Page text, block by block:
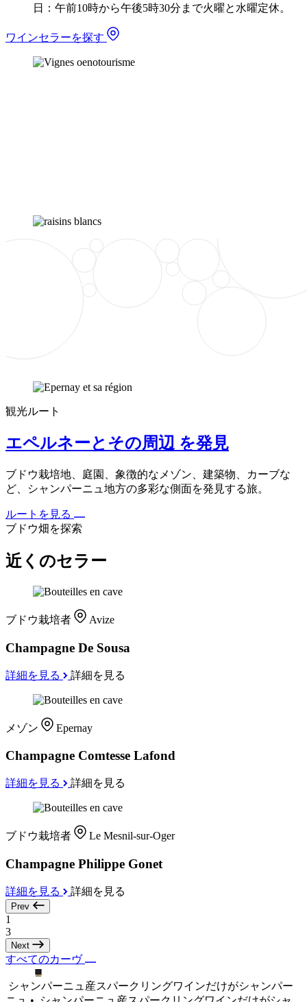
日：午前10時から午後5時30分まで火曜と水曜定休。
ワインセラーを探す
観光ルート
エペルネーとその周辺 を発見
ブドウ栽培地、庭園、象徴的なメゾン、建築物、カーブな
ど、シャンパーニュ地方の多彩な側面を発見する旅。
ルートを見る
ブドウ畑を探索
近くのセラー
ブドウ栽培者 Avize
Champagne De Sousa
詳細を見る 詳細を見る
メゾン Epernay
Champagne Comtesse Lafond
詳細を見る 詳細を見る
ブドウ栽培者 Le Mesnil-sur-Oger
Champagne Philippe Gonet
詳細を見る 詳細を見る
Prev
1
3
Next
すべてのカーヴ
シャンパーニュ産スパークリングワインだけがシャンパー